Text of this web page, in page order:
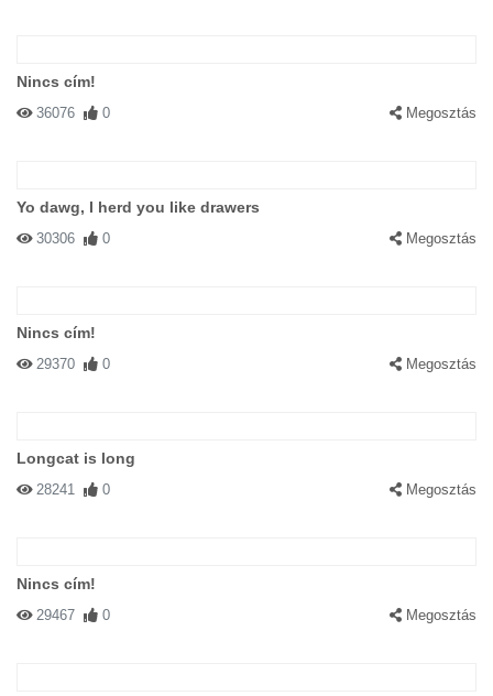
Nincs cím!
36076 0 Megosztás
Yo dawg, I herd you like drawers
30306 0 Megosztás
Nincs cím!
29370 0 Megosztás
Longcat is long
28241 0 Megosztás
Nincs cím!
29467 0 Megosztás